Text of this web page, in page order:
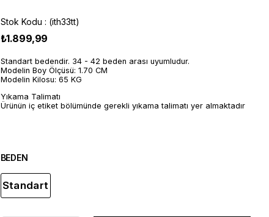
Stok Kodu (ith33tt)
₺1.899,99
Standart bedendir. 34 - 42 beden arası uyumludur.
Modelin Boy Ölçüsü: 1.70 CM
Modelin Kilosu: 65 KG
Yıkama Talimatı
Ürünün iç etiket bölümünde gerekli yıkama talimatı yer almaktadır
BEDEN
Standart